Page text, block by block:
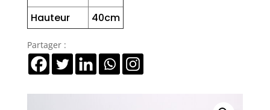
Hauteur
40cm
Partager :